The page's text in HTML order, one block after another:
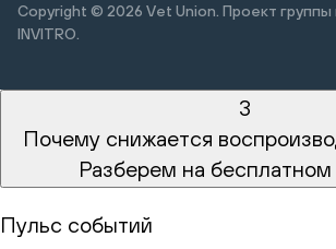
Copyright © 2026 Vet Union. Проект
INVITRO.
3
Почему снижается
Разберем на
Пульс событий